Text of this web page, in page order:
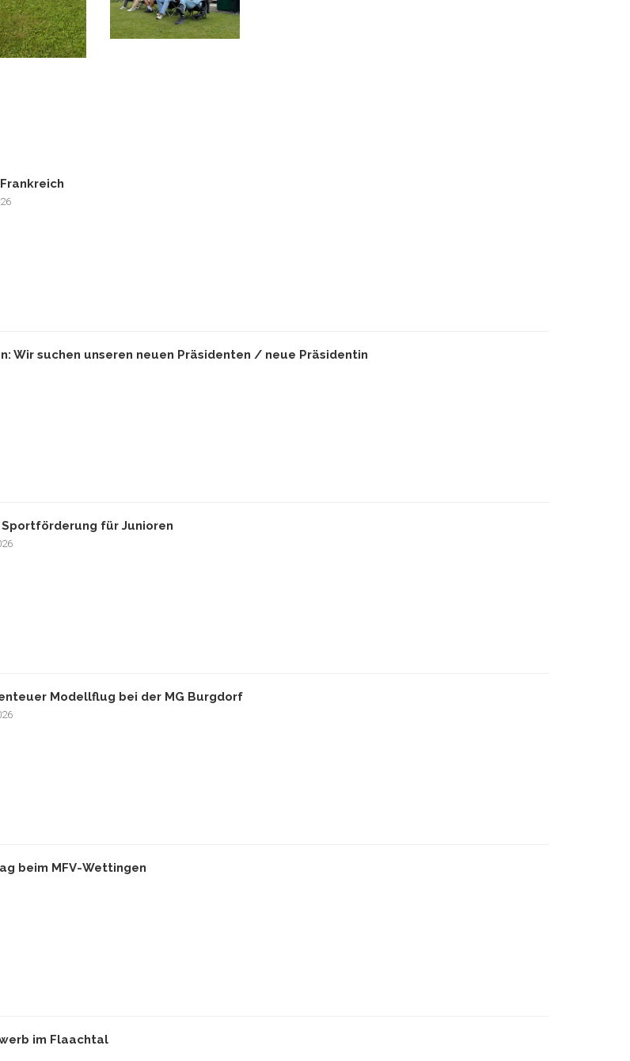
Wir suchen unseren neuen Präsidenten / neue Präsidentin
Sportförderung für Junioren
Modellflug bei der MG Burgdorf
beim MFV-Wettingen
im Flaachtal